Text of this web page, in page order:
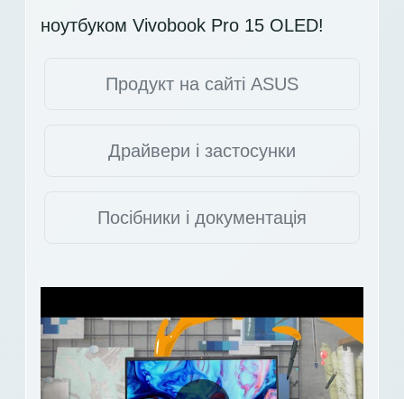
ноутбуком Vivobook Pro 15 OLED!
Продукт на сайті ASUS
Драйвери і застосунки
Посібники і документація